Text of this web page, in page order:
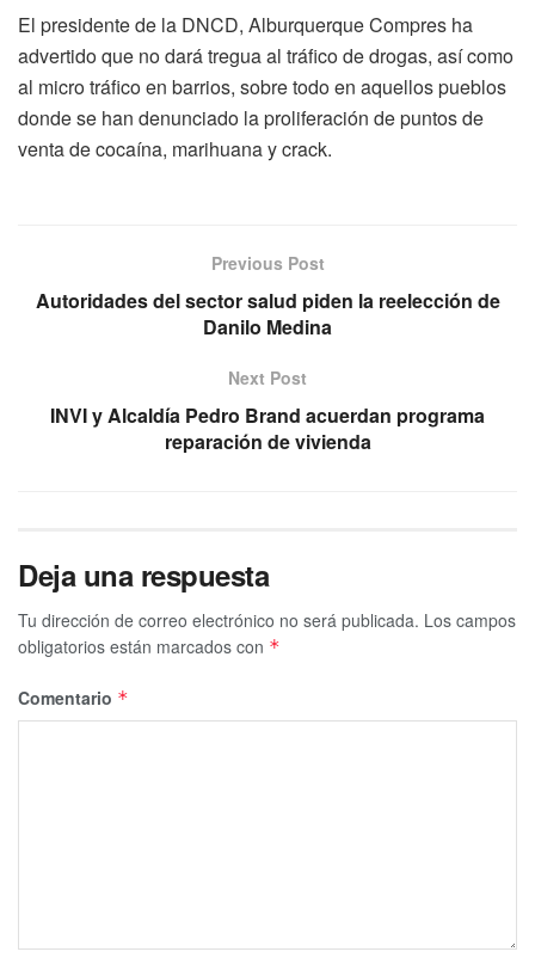
El presidente de la DNCD, Alburquerque Compres ha
advertido que no dará tregua al tráfico de drogas, así como
al micro tráfico en barrios, sobre todo en aquellos pueblos
donde se han denunciado la proliferación de puntos de
venta de cocaína, marihuana y crack.
Previous Post
Autoridades del sector salud piden la reelección de
Danilo Medina
Next Post
INVI y Alcaldía Pedro Brand acuerdan programa
reparación de vivienda
Deja una respuesta
Tu dirección de correo electrónico no será publicada. Los campos
obligatorios están marcados con *
Comentario *